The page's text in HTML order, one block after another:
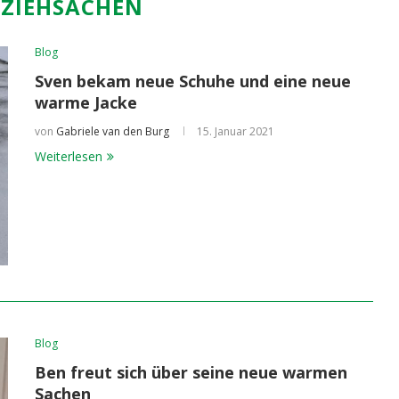
Blog
Sven bekam neue Schuhe und eine neue
warme Jacke
von Gabriele van den Burg 15. Januar 2021
Weiterlesen
Blog
Ben freut sich über seine neue warmen
Sachen